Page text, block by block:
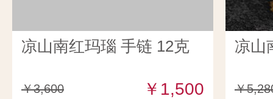
凉山南红玛瑙 手链 12克
￥3,600 ￥1,500
凉山
￥